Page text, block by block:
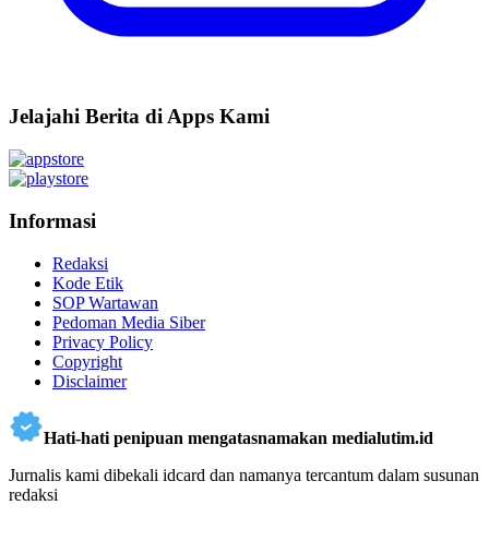
Jelajahi Berita di Apps Kami
Informasi
Redaksi
Kode Etik
SOP Wartawan
Pedoman Media Siber
Privacy Policy
Copyright
Disclaimer
Hati-hati penipuan mengatasnamakan medialutim.id
Jurnalis kami dibekali idcard dan namanya tercantum dalam susunan
redaksi